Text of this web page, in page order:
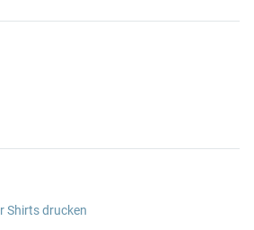
Shirts drucken